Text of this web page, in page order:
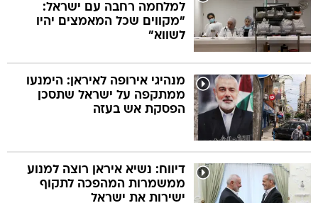
למלחמה רחבה עם ישראל:
"מקווים שכל המאמצים יהיו
לשווא"
מנהיגי אירופה לאיראן: הימנעו
ממתקפה על ישראל שתסכן
הפסקת אש בעזה
דיווח: נשיא איראן רוצה למנוע
ממשמרות המהפכה לתקוף
ישירות את ישראל